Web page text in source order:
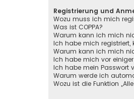
Registrierung und
Wozu muss ich mich
Was ist COPPA?
Warum kann ich mich
Ich habe mich
Warum kann ich mich
Ich habe mich vor
Ich habe mein Passwort
Warum werde ich
Wozu ist die Funktion